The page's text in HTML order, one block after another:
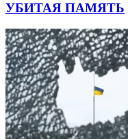
УБИТАЯ ПАМЯТЬ